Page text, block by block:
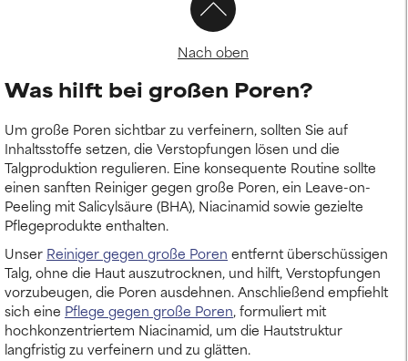
Nach oben
Was hilft bei großen Poren?
Um große Poren sichtbar zu verfeinern, sollten Sie auf
Inhaltsstoffe setzen, die Verstopfungen lösen und die
Talgproduktion regulieren. Eine konsequente Routine sollte
einen sanften Reiniger gegen große Poren, ein Leave-on-
Peeling mit Salicylsäure (BHA), Niacinamid sowie gezielte
Pflegeprodukte enthalten.
Unser Reiniger gegen große Poren entfernt überschüssigen
Talg, ohne die Haut auszutrocknen, und hilft, Verstopfungen
vorzubeugen, die Poren ausdehnen. Anschließend empfiehlt
sich eine Pflege gegen große Poren, formuliert mit
hochkonzentriertem Niacinamid, um die Hautstruktur
langfristig zu verfeinern und zu glätten.